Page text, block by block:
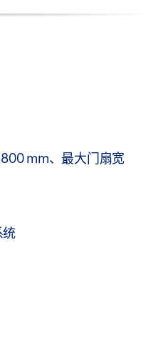
mm、最大门扇宽
统